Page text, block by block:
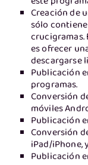
Creación de
sólo
crucigramas.
es ofrecer
descargarse
Publicación
programas.
Conversión
móviles
Publicación
Conversión
iPad/iPhone,
Publicación